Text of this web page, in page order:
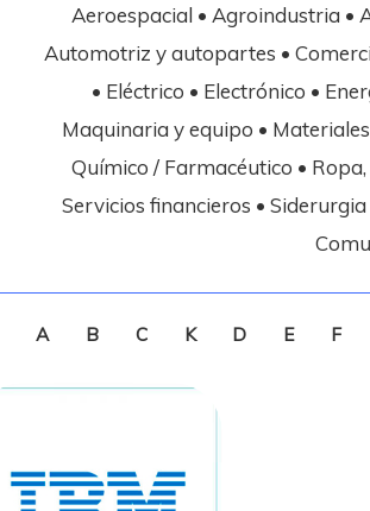
Aeroespacial • Agroindustria •
Automotriz y autopartes •
• Eléctrico • Electrónico •
Maquinaria y equipo •
Químico / Farmacéutico •
Servicios financieros •
A B C K D E F